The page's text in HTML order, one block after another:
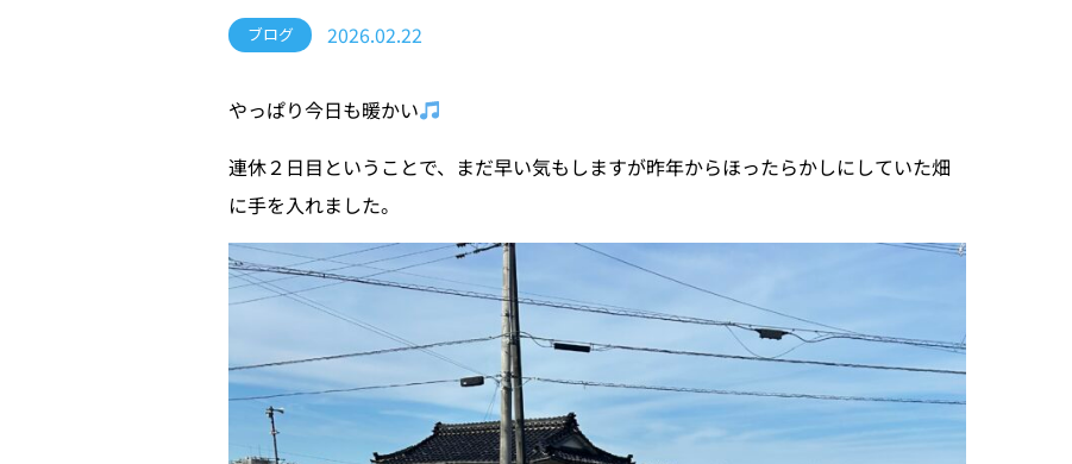
ブログ 2026.02.22
やっぱり今日も暖かい
連休２日目ということで、まだ早い気もしますが昨年からほったらかしにしていた畑
に手を入れました。